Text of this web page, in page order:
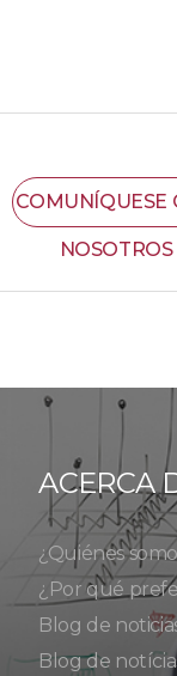
COMUNÍQUESE
NOSOTROS
ACERCA
¿Quiénes
¿Por qué
Blog de
Blog de